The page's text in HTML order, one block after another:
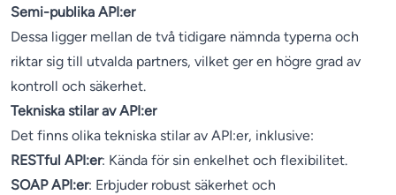
Semi-publika API:er
Dessa ligger mellan de två tidigare nämnda typerna och
riktar sig till utvalda partners, vilket ger en högre grad av
kontroll och säkerhet.
Tekniska stilar av API:er
Det finns olika tekniska stilar av API:er, inklusive:
RESTful API:er: Kända för sin enkelhet och flexibilitet.
SOAP API:er: Erbjuder robust säkerhet och